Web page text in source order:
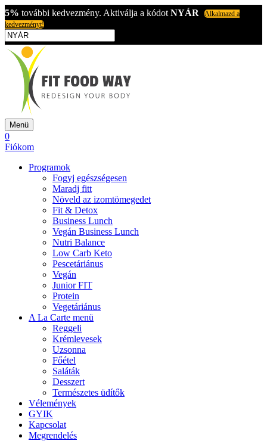
5% további kedvezmény. Aktiválja a kódot NYÁR
Alkalmazd a
kedvezményt!
Menü
0
Fiókom
Programok
Fogyj egészségesen
Maradj fitt
Növeld az izomtömegedet
Fit & Detox
Business Lunch
Vegán Business Lunch
Nutri Balance
Low Carb Keto
Pescetáriánus
Vegán
Junior FIT
Protein
Vegetáriánus
A La Carte menü
Reggeli
Krémlevesek
Uzsonna
Főétel
Saláták
Desszert
Természetes üdítők
Vélemények
GYIK
Kapcsolat
Megrendelés